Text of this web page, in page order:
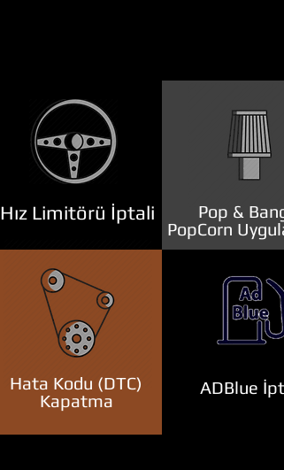
Hız Limitörü İptali
Pop &
PopCorn
Hata Kodu (DTC)
Kapatma
ADBlue